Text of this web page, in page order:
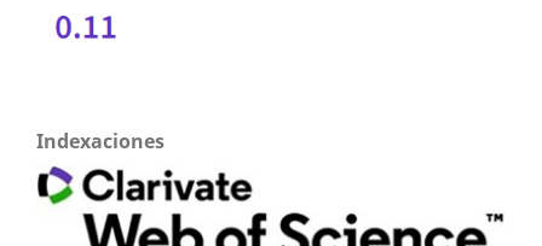
Indexaciones